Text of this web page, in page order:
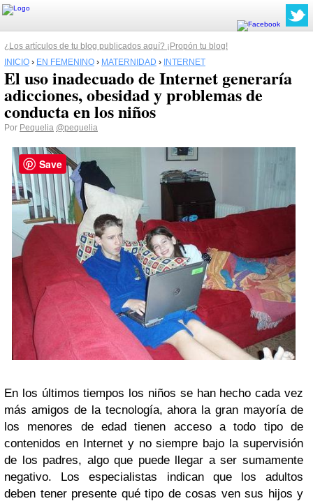
¿Los artículos de tu blog publicados aquí? ¡Propón tu blog!
INICIO › EN FEMENINO › MATERNIDAD › INTERNET
El uso inadecuado de Internet generaría
adicciones, obesidad y problemas de
conducta en los niños
Por Pequelia @pequelia
En los últimos tiempos los niños se han hecho cada vez
más amigos de la tecnología, ahora la gran mayoría de
los menores de edad tienen acceso a todo tipo de
contenidos en Internet y no siempre bajo la supervisión
de los padres, algo que puede llegar a ser sumamente
negativo. Los especialistas indican que los adultos
deben tener presente qué tipo de cosas ven sus hijos y
Save